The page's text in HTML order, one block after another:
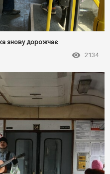
знову дорожчає
2134